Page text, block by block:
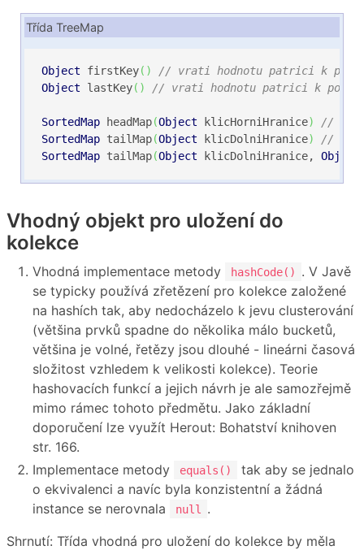
Třída TreeMap
Object firstKey( )
// vrati hodnotu patrici k
Object lastKey( ) // vrati hodnotu patrici k
SortedMap headMap(Object klicHorniHranice)
//
SortedMap tailMap(Object klicDolniHranice)
//
SortedMap tailMap(Object klicDolniHranice, Object
Vhodný objekt pro uložení do
kolekce
Vhodná implementace metody hashCode()
. V Javě
se typicky používá zřetězení pro kolekce založené
na hashích tak, aby nedocházelo k jevu clusterování
(většina prvků spadne do několika málo bucketů,
většina je volné, řetězy jsou dlouhé - lineárni časová
složitost vzhledem k velikosti kolekce). Teorie
hashovacích funkcí a jejich návrh je ale samozřejmě
mimo rámec tohoto předmětu. Jako základní
doporučení lze využít Herout: Bohatství knihoven
str. 166.
Implementace metody
equals()
tak aby se jednalo
o ekvivalenci a navíc byla konzistentní a žádná
instance se nerovnala
null
.
Shrnutí: Třída vhodná pro uložení do kolekce by měla